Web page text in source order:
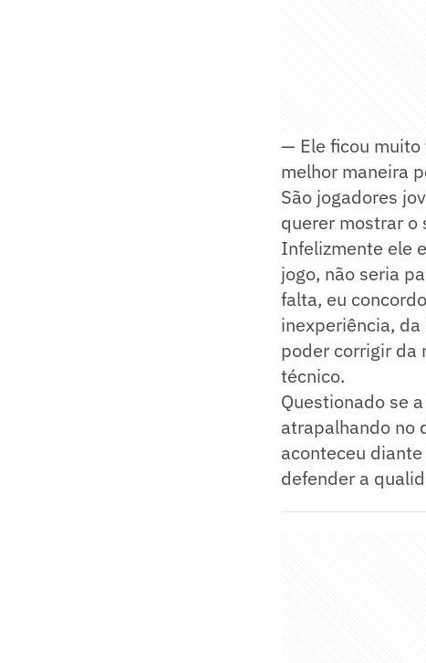
— Ele ficou muito
melhor maneira
São jogadores
querer mostrar o
Infelizmente ele
jogo, não seria
falta, eu
inexperiência,
poder corrigir da
técnico.
Questionado se
atrapalhando no
aconteceu
defender a